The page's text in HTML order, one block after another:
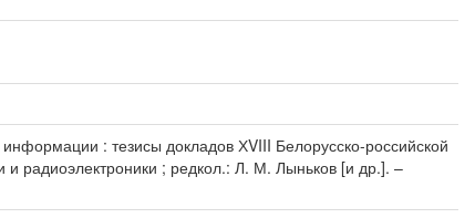
: тезисы докладов ХVIII Белорусско-российской
и радиоэлектроники ; редкол.: Л. М. Лыньков [и др.]. –